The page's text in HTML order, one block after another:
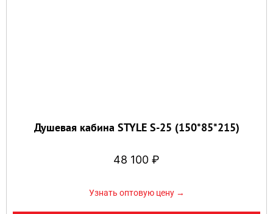
Душевая кабина STYLE S-25 (150*85*215)
48 100 ₽
Узнать оптовую цену →